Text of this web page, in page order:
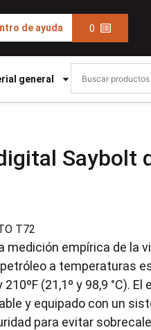
de ayuda 0
general
Saybolt
T72
medición empírica de la
a temperaturas
(21,1º y 98,9 °C). El
y equipado con un
para evitar